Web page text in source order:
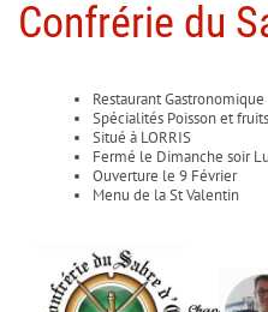
Confrérie du
Restaurant Gastronomique
Spécialités Poisson et
Situé à LORRIS
Fermé le Dimanche soir
Ouverture le 9 Février
Menu de la St Valentin